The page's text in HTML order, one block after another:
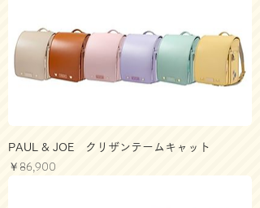
PAUL & JOE クリザンテームキャット
価格
￥86,900